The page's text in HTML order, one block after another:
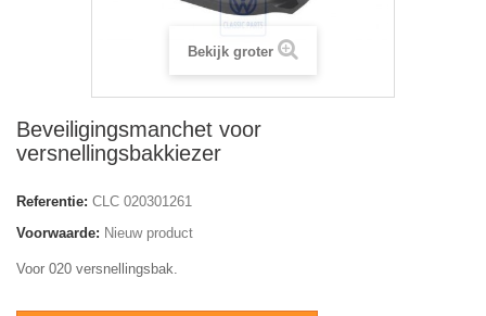
Bekijk groter
Beveiligingsmanchet voor
versnellingsbakkiezer
Referentie: CLC 020301261
Voorwaarde: Nieuw product
Voor 020 versnellingsbak.